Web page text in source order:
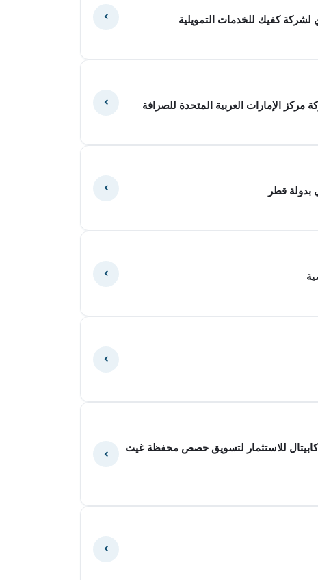
كابيتال للاستثمار لتسويق حصص محفظة غيت